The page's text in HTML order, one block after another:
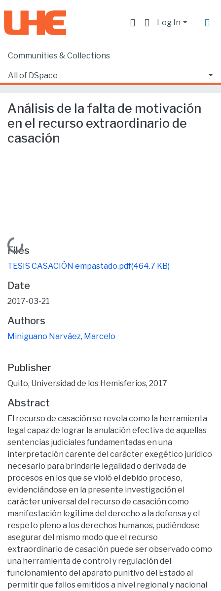
Log In
Communities & Collections
All of DSpace
Home
Facultad de Derecho
Análisis de la falta de motivación en el recurso extraordinario de casación
Análisis de la falta de motivación
en el recurso extraordinario de
casación
Loading...
Files
TESIS CASACIÓN empastado.pdf(464.7 KB)
Date
2017-03-21
Authors
Miniguano Narváez, Marcelo
Publisher
Quito, Universidad de los Hemisferios, 2017
Abstract
El recurso de casación se revela como la herramienta
legal capaz de lograr la anulación efectiva de aquellas
sentencias judiciales fundamentadas en una
interpretación carente del carácter exegético jurídico
necesario para brindarle legalidad o derivada de
procesos en los que se violó el debido proceso,
evidenciándose en la presente investigación el
carácter universal del recurso de casación como
manifestación legítima del derecho a la defensa y el
respeto pleno a los derechos humanos, pudiéndose
asegurar del mismo modo que el recurso
extraordinario de casación puede ser observado como
una herramienta de control y regulación del
funcionamiento del aparato punitivo del Estado al
permitir que fallos emitidos a nivel regional y nacional